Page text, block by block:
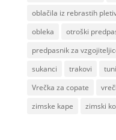
oblačila iz rebrastih
obleka
otroški
predpasnik za
sukanci
trakovi
Vrečka za copate
zimske kape
zimski